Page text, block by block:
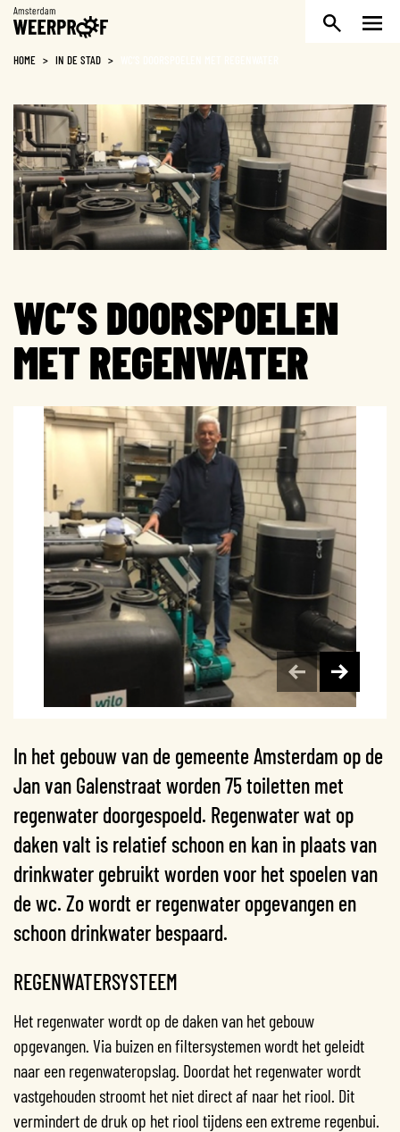
Weerproof
HOME > IN DE STAD >
WC’S DOORSPOELEN
MET REGENWATER
In het gebouw van de gemeente Amsterdam op de
Jan van Galenstraat worden 75 toiletten met
regenwater doorgespoeld. Regenwater wat op
daken valt is relatief schoon en kan in plaats van
drinkwater gebruikt worden voor het spoelen van
de wc. Zo wordt er regenwater opgevangen en
schoon drinkwater bespaard.
REGENWATERSYSTEEM
Het regenwater wordt op de daken van het gebouw
opgevangen. Via buizen en filtersystemen wordt het geleidt
naar een regenwateropslag. Doordat het regenwater wordt
vastgehouden stroomt het niet direct af naar het riool. Dit
vermindert de druk op het riool tijdens een extreme regenbui.